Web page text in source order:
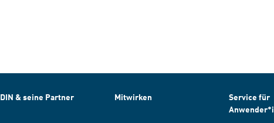
DIN & seine Partner Mitwirken
Service für